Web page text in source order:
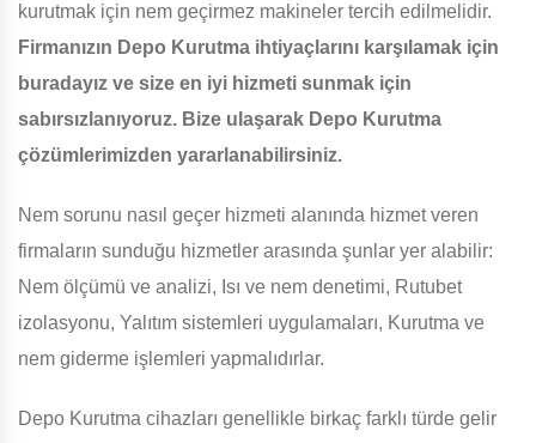
kurutmak için nem geçirmez makineler tercih edilmelidir.
Firmanızın Depo Kurutma ihtiyaçlarını karşılamak için
buradayız ve size en iyi hizmeti sunmak için
sabırsızlanıyoruz. Bize ulaşarak Depo Kurutma
çözümlerimizden yararlanabilirsiniz.
Nem sorunu nasıl geçer hizmeti alanında hizmet veren
firmaların sunduğu hizmetler arasında şunlar yer alabilir:
Nem ölçümü ve analizi, Isı ve nem denetimi, Rutubet
izolasyonu, Yalıtım sistemleri uygulamaları, Kurutma ve
nem giderme işlemleri yapmalıdırlar.
Depo Kurutma cihazları genellikle birkaç farklı türde gelir